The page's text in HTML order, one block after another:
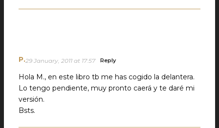
P.29 January, 2011 at 17:57 Reply
Hola M., en este libro tb me has cogido la delantera.
Lo tengo pendiente, muy pronto caerá y te daré mi
versión.
Bsts.